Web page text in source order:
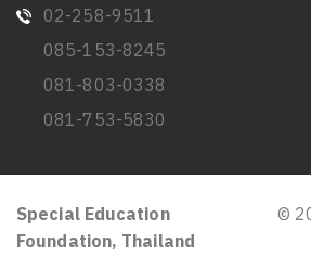
02-258-9511
085-153-8245
081-803-0338
081-753-5830
Special Education
Foundation, Thailand
©